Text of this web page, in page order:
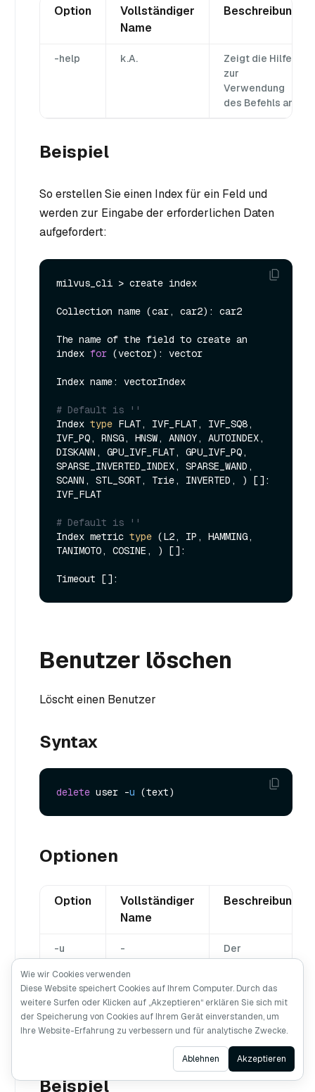
Option
Vollständiger
Name
Beschreibung
-help k.A.
Zeigt die Hilfe
zur
Verwendung
des Befehls an.
Beispiel
So erstellen Sie einen Index für ein Feld und
werden zur Eingabe der erforderlichen Daten
aufgefordert:
milvus_cli > create index
Collection name (car, car2): car2
The name of the field to create an
index for (vector): vector
Index name: vectorIndex
# Default is ''
Index type FLAT, IVF_FLAT, IVF_SQ8,
IVF_PQ, RNSG, HNSW, ANNOY, AUTOINDEX,
DISKANN, GPU_IVF_FLAT, GPU_IVF_PQ,
SPARSE_INVERTED_INDEX, SPARSE_WAND,
SCANN, STL_SORT, Trie, INVERTED, ) []:
IVF_FLAT
# Default is ''
Index metric type (L2, IP, HAMMING,
TANIMOTO, COSINE, ) []:
Benutzer löschen
Löscht einen Benutzer
Syntax
delete user -u
Optionen
Option
Vollständiger
Name
Beschreibung
-u
-
Benutzername
Der
Benutzername.
-help n/a
Zeigt die Hilfe
zur
Verwendung
des Befehls an.
Beispiel
Ask AI
Wie wir Cookies verwenden
Diese Website speichert Cookies auf Ihrem Computer. Durch das
weitere Surfen oder Klicken auf „Akzeptieren“ erklären Sie sich mit
der Speicherung von Cookies auf Ihrem Gerät einverstanden, um
Ihre Website-Erfahrung zu verbessern und für analytische Zwecke.
Ablehnen Akzeptieren